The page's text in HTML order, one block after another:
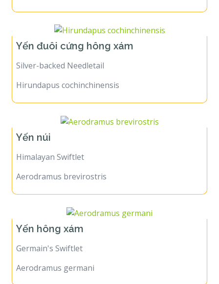
Yến đuôi cứng hông xám
Silver-backed Needletail
Hirundapus cochinchinensis
Yến núi
Himalayan Swiftlet
Aerodramus brevirostris
Yến hông xám
Germain's Swiftlet
Aerodramus germani